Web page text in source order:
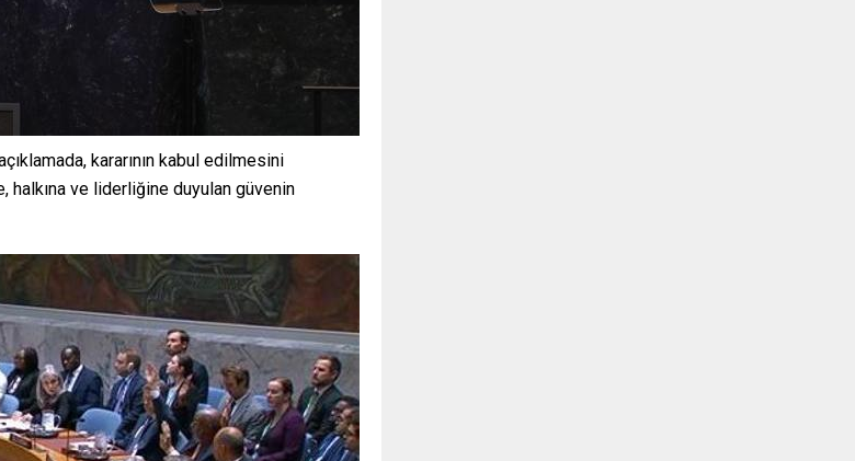
kararının kabul edilmesini
halkına ve liderliğine duyulan güvenin